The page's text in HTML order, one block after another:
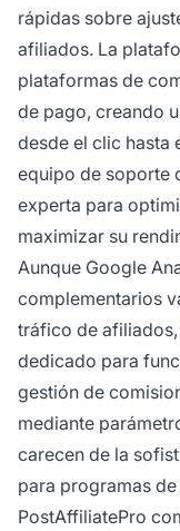
rápidas sobre
afiliados. La
plataformas de
de pago, creando
desde el clic hasta
equipo de soporte
experta para
maximizar su
Aunque Google
complementarios
tráfico de
dedicado para
gestión de
mediante
carecen de la
para programas
PostAffiliatePro